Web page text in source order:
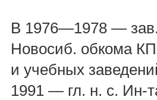
В 1976—1978 — зав.
Новосиб. обкома
и учебных
1991 — гл. н. с. Ин-